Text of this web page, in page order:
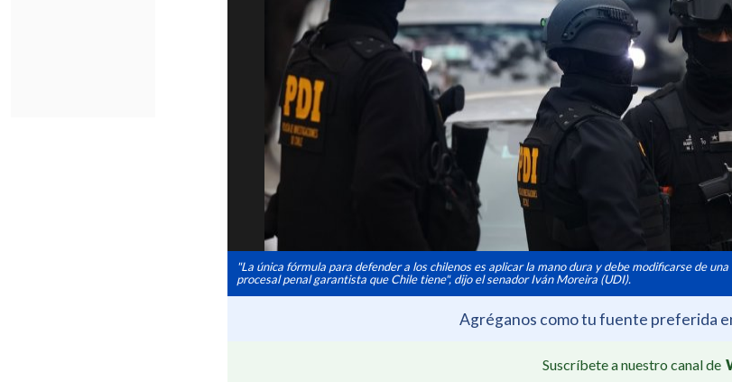
"La única fórmula para defender a los chilenos es aplicar la mano dura y debe modificarse de
procesal penal garantista que Chile tiene", dijo el senador Iván Moreira (UDI).
Agréganos como tu fuente preferida
Suscríbete a nuestro canal de